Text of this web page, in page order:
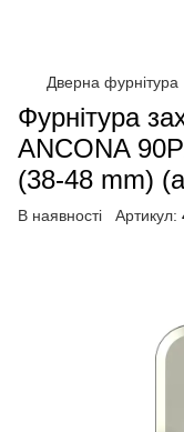
Дверна фурнітура
Фурнітура
ANCONA
(38-48 mm)
В наявності Артикул: